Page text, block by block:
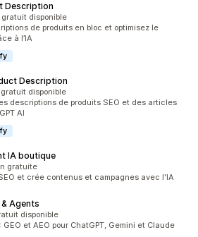
Description
gratuit disponible
de produits en bloc et optimisez le
à l’IA
Description
disponible
descriptions de produits SEO et des articles
AI
IA boutique
gratuite
et crée contenus et campagnes avec l'IA
& Agents
disponible
et AEO pour ChatGPT, Gemini et Claude